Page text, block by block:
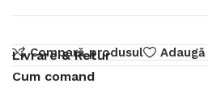
Compară produsul
Livrare & Retur
Cum comand